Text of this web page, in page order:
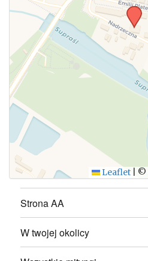
Leaflet ©
Strona AA
W twojej okolicy